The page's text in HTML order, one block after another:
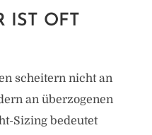
IST OFT
scheitern nicht an
an überzogenen
Sizing bedeutet